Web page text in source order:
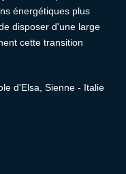
énergétiques plus
disposer d'une large
cette transition
d'Elsa, Sienne - Italie